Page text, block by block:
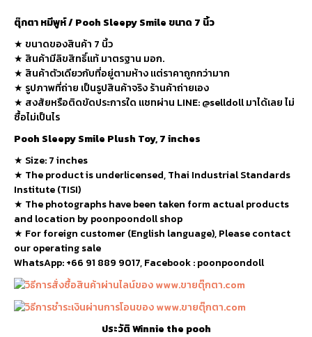
ตุ๊กตา หมีพูห์ / Pooh Sleepy Smile ขนาด 7 นิ้ว
★ ขนาดของสินค้า 7 นิ้ว
★ สินค้ามีลิขสิทธิ์แท้ มาตรฐาน มอก.
★ สินค้าตัวเดียวกับที่อยู่ตามห้าง แต่ราคาถูกกว่ามาก
★ รูปภาพที่ถ่าย เป็นรูปสินค้าจริง ร้านค้าถ่ายเอง
★ สงสัยหรือติดขัดประการใด แชทผ่าน LINE: @selldoll มาได้เลย ไม่
ซื้อไม่เป็นไร
Pooh Sleepy Smile Plush Toy, 7 inches
★ Size: 7 inches
★ The product is underlicensed, Thai Industrial Standards
Institute (TISI)
★ The photographs have been taken form actual products
and location by poonpoondoll shop
★ For foreign customer (English language), Please contact
our operating sale
WhatsApp: +66 91 889 9017, Facebook : poonpoondoll
ประวัติ Winnie the pooh